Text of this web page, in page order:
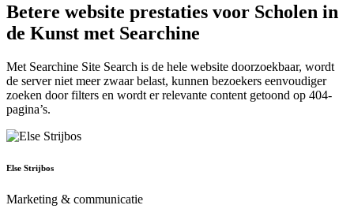
Betere website prestaties voor Scholen in
de Kunst met Searchine
Met Searchine Site Search is de hele website doorzoekbaar, wordt
de server niet meer zwaar belast, kunnen bezoekers eenvoudiger
zoeken door filters en wordt er relevante content getoond op 404-
pagina’s.
Else Strijbos
Marketing & communicatie